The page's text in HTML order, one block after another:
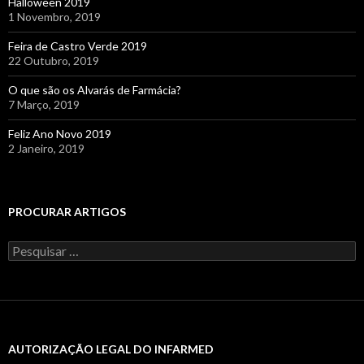
1 Novembro, 2019
Feira de Castro Verde 2019
22 Outubro, 2019
O que são os Alvarás de Farmácia?
7 Março, 2019
Feliz Ano Novo 2019
2 Janeiro, 2019
PROCURAR ARTIGOS
Pesquisar
por:
AUTORIZAÇÃO LEGAL DO INFARMED